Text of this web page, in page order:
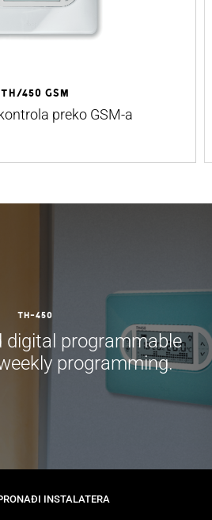
TH/450 GSM
preko GSM-a
TH-450
digital programmable
programming.
INSTALATERA